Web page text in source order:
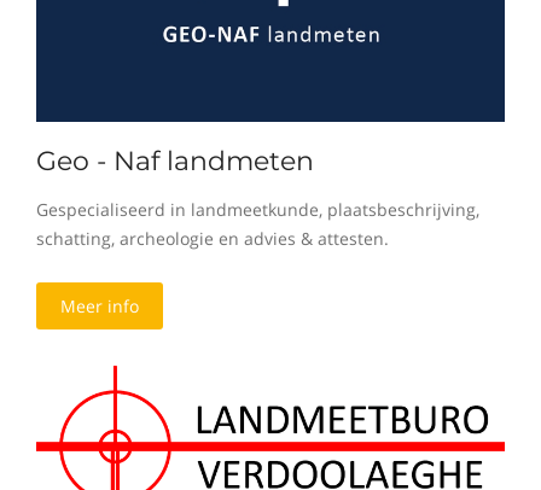
Geo - Naf landmeten
Gespecialiseerd in landmeetkunde, plaatsbeschrijving,
schatting, archeologie en advies & attesten.
Meer info